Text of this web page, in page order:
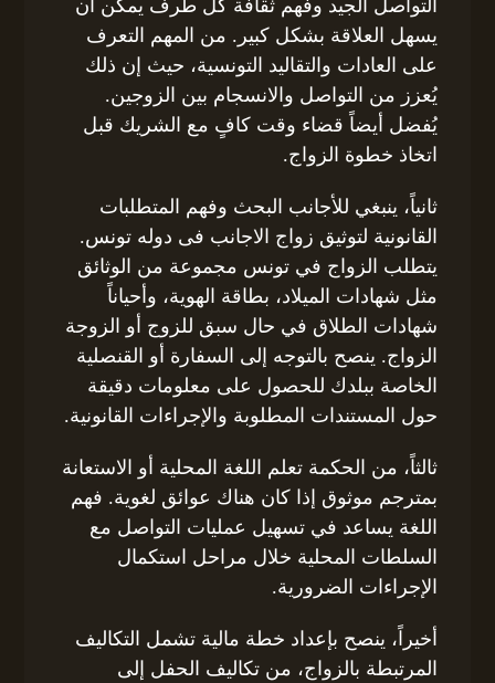
التواصل الجيد وفهم ثقافة كل طرف يمكن أن
يسهل العلاقة بشكل كبير. من المهم التعرف
على العادات والتقاليد التونسية، حيث إن ذلك
يُعزز من التواصل والانسجام بين الزوجين.
يُفضل أيضاً قضاء وقت كافٍ مع الشريك قبل
اتخاذ خطوة الزواج.
ثانياً، ينبغي للأجانب البحث وفهم المتطلبات
القانونية لتوثيق زواج الاجانب فى دوله تونس.
يتطلب الزواج في تونس مجموعة من الوثائق
مثل شهادات الميلاد، بطاقة الهوية، وأحياناً
شهادات الطلاق في حال سبق للزوج أو الزوجة
الزواج. ينصح بالتوجه إلى السفارة أو القنصلية
الخاصة ببلدك للحصول على معلومات دقيقة
حول المستندات المطلوبة والإجراءات القانونية.
ثالثاً، من الحكمة تعلم اللغة المحلية أو الاستعانة
بمترجم موثوق إذا كان هناك عوائق لغوية. فهم
اللغة يساعد في تسهيل عمليات التواصل مع
السلطات المحلية خلال مراحل استكمال
الإجراءات الضرورية.
أخيراً، ينصح بإعداد خطة مالية تشمل التكاليف
المرتبطة بالزواج، من تكاليف الحفل إلى